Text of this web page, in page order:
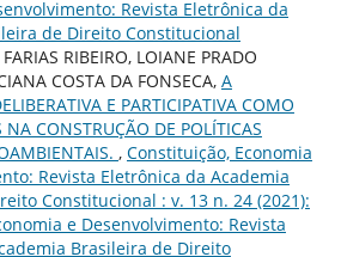
Revista Eletrônica da
de Direito Constitucional
RIBEIRO, LOIANE PRADO
COSTA DA FONSECA, A
E PARTICIPATIVA COMO
NA CONSTRUÇÃO DE POLÍTICAS
, Constituição, Economia
Revista Eletrônica da Academia
Constitucional : v. 13 n. 24 (2021):
e Desenvolvimento: Revista
Brasileira de Direito